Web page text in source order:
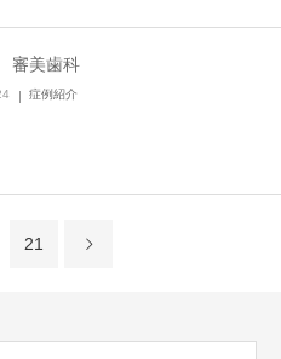
審美歯科
症例紹介
21